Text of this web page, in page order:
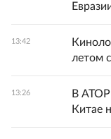
13:42
летом
13:26
В АТОР
Китае